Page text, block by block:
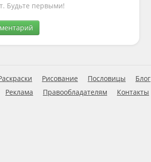
Будьте первыми!
Рисование Пословицы Блог
Реклама Правообладателям Контакты